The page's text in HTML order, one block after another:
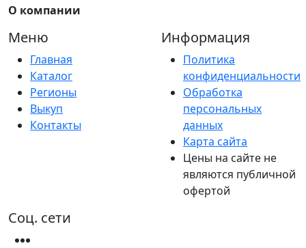
О компании
Меню
Главная
Каталог
Регионы
Выкуп
Контакты
Информация
Политика
конфиденциальности
Обработка
персональных
данных
Карта сайта
Цены на сайте не
являются публичной
офертой
Соц. сети